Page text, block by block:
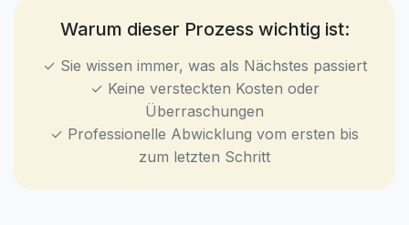
Warum dieser Prozess wichtig ist:
✓ Sie wissen immer, was als Nächstes passiert
✓ Keine versteckten Kosten oder
Überraschungen
✓ Professionelle Abwicklung vom ersten bis
zum letzten Schritt